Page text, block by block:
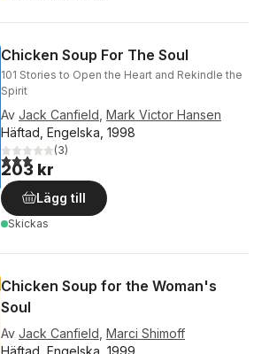
Chicken Soup For The Soul
101 Stories to Open the Heart and Rekindle the
Spirit
Av Jack Canfield Mark Victor Hansen
Häftad, Engelska, 1998
3,0utav 5 stjärnor. Totalt antal röster:
(3)
203 kr
Lägg till
Skickas
Chicken Soup for the Woman's
Soul
Av Jack Canfield Marci Shimoff
Häftad, Engelska, 1999